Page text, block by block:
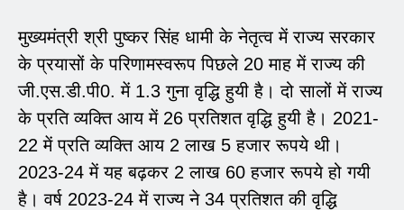
मुख्यमंत्री श्री पुष्कर सिंह धामी के नेतृत्व में राज्य सरकार
के प्रयासों के परिणामस्वरूप पिछले 20 माह में राज्य की
जी.एस.डी.पी0. में 1.3 गुना वृद्धि हुयी है। दो सालों में राज्य
के प्रति व्यक्ति आय में 26 प्रतिशत वृद्धि हुयी है। 2021-
22 में प्रति व्यक्ति आय 2 लाख 5 हजार रूपये थी।
2023-24 में यह बढ़कर 2 लाख 60 हजार रूपये हो गयी
है। वर्ष 2023-24 में राज्य ने 34 प्रतिशत की वृद्धि